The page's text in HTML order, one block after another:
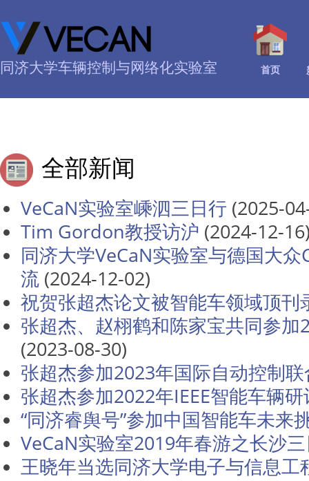
同济大学车辆控制与网络化实验室 首页
全部新闻
VeCaN实验室嵊泗三日行 (2025-
Tim Gordon教授访沪 (2024-12-
同济大学VeCaN实验室与德国大
流 (2024-12-02)
祝贺张超杰论文被智能车领域顶刊
张超杰、赵栩鹤和陈家宝共同参
(2023-08-30)
张超杰参加2023年国际自动控制
张超杰参加2022年IEEE智能车辆
“同济睿舆号”参加中国智能车未来
VeCaN实验室2019年春游之长沙
王晓年当选同济大学电子与信息工